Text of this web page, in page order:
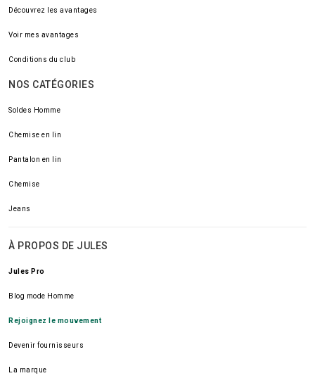
Découvrez les avantages
Voir mes avantages
Conditions du club
NOS CATÉGORIES
Soldes Homme
Chemise en lin
Pantalon en lin
Chemise
Jeans
À PROPOS DE JULES
Jules Pro
Blog mode Homme
Rejoignez le mouvement
Devenir fournisseurs
La marque